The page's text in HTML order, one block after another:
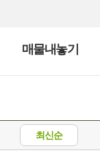
매물내놓기
최신순